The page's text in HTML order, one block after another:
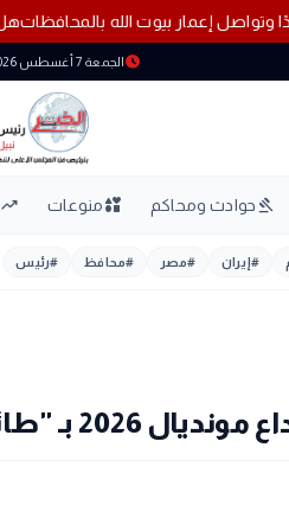
مسجدًا جديدًا وتواصل إعمار بيوت الله بالمحافظات
scheduleالجمعة 7 أغسطس 2026
gavelحوادث ومحاكم interestsمنوعات trending_up
#إيران #مصر #محافظ #رئيس
"طائرة خاصة"